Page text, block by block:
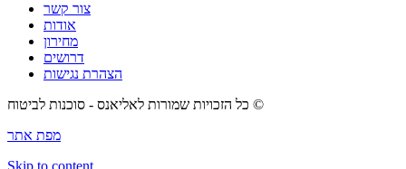
צור קשר
אודות
מחירון
דרושים
הצהרת נגישות
כל הזכויות שמורות לאליאנס - סוכנות לביטוח ©
מפת אתר